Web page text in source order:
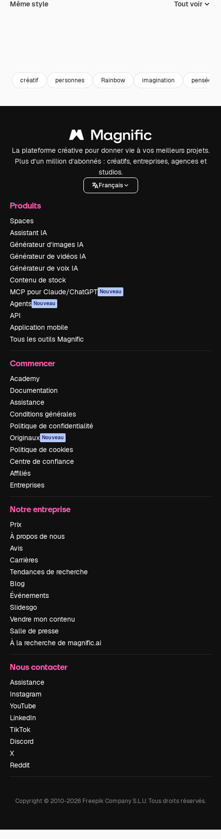
Même style Tout voir
créatif personnes Rainbow imagination pensée
La plateforme créative pour donner vie à vos meilleurs projets.
Plus d’un million d’abonnés : créatifs, entreprises, agences et
studios.
Français
Produits
Spaces
Assistant IA
Générateur d’images IA
Générateur de vidéos IA
Générateur de voix IA
Contenu de stock
MCP pour Claude/ChatGPT Nouveau
Agents Nouveau
API
Application mobile
Tous les outils Magnific
Commencer
Academy
Documentation
Assistance
Conditions générales
Politique de confidentialité
Originaux Nouveau
Politique de cookies
Centre de confiance
Affiliés
Entreprises
Notre entreprise
Prix
À propos de nous
Avis
Carrières
Tendances de recherche
Blog
Événements
Slidesgo
Vendre mon contenu
Salle de presse
À la recherche de magnific.ai
Nous contacter
Assistance
Instagram
YouTube
LinkedIn
TikTok
Discord
X
Reddit
Copyright © 2010-2026 Freepik Company S.L.U.Tous droits réservés.